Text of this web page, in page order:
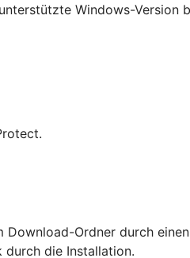
Windows-
Download-Ordner durch
durch die Installation.